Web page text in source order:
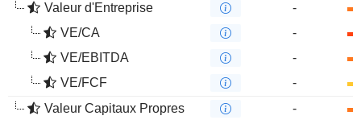
Valeur d'Entreprise
-
VE/CA
-
VE/EBITDA
-
VE/FCF
-
Valeur Capitaux Propres
-